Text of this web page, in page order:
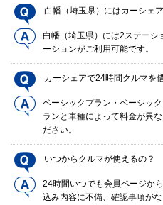
白幡（埼玉県）にはカーシェ
白幡（埼玉県）には2ステーシ
ーションがご利用可能です。
カーシェアで24時間クルマを
ベーシックプラン・ベーシッ
ランと車種によって料金が異
ださい。
いつからクルマが使えるの？
24時間いつでも会員ページか
込み内容に不備、確認事項が